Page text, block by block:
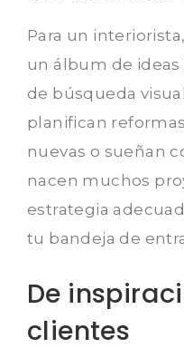
Para un interiorista,
un álbum de
de búsqueda
planifican
nuevas o sueñan
nacen muchos
estrategia
tu bandeja de
De
clientes